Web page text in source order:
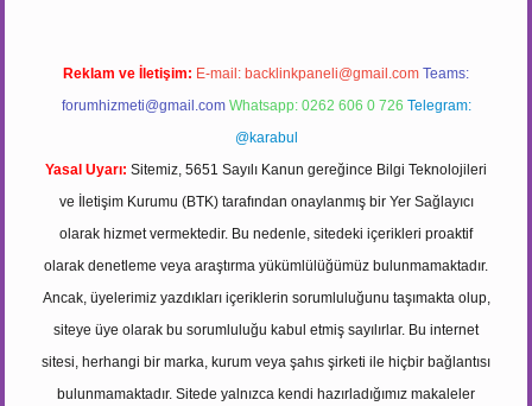
Reklam ve İletişim: E-mail: backlinkpaneli@gmail.com Teams:
forumhizmeti@gmail.com Whatsapp: 0262 606 0 726 Telegram:
@karabul
Yasal Uyarı: Sitemiz, 5651 Sayılı Kanun gereğince Bilgi Teknolojileri
ve İletişim Kurumu (BTK) tarafından onaylanmış bir Yer Sağlayıcı
olarak hizmet vermektedir. Bu nedenle, sitedeki içerikleri proaktif
olarak denetleme veya araştırma yükümlülüğümüz bulunmamaktadır.
Ancak, üyelerimiz yazdıkları içeriklerin sorumluluğunu taşımakta olup,
siteye üye olarak bu sorumluluğu kabul etmiş sayılırlar. Bu internet
sitesi, herhangi bir marka, kurum veya şahıs şirketi ile hiçbir bağlantısı
bulunmamaktadır. Sitede yalnızca kendi hazırladığımız makaleler